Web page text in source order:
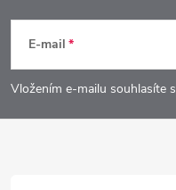
p
a
E-mail
Vložením e-mailu souhlasíte s